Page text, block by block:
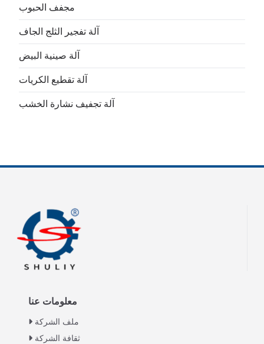
مجفف الحبوب
آلة تفجير الثلج الجاف
آلة صينية البيض
آلة تقطيع الكريات
آلة تجفيف نشارة الخشب
معلومات عنا
ملف الشركة
ثقافة الشركة